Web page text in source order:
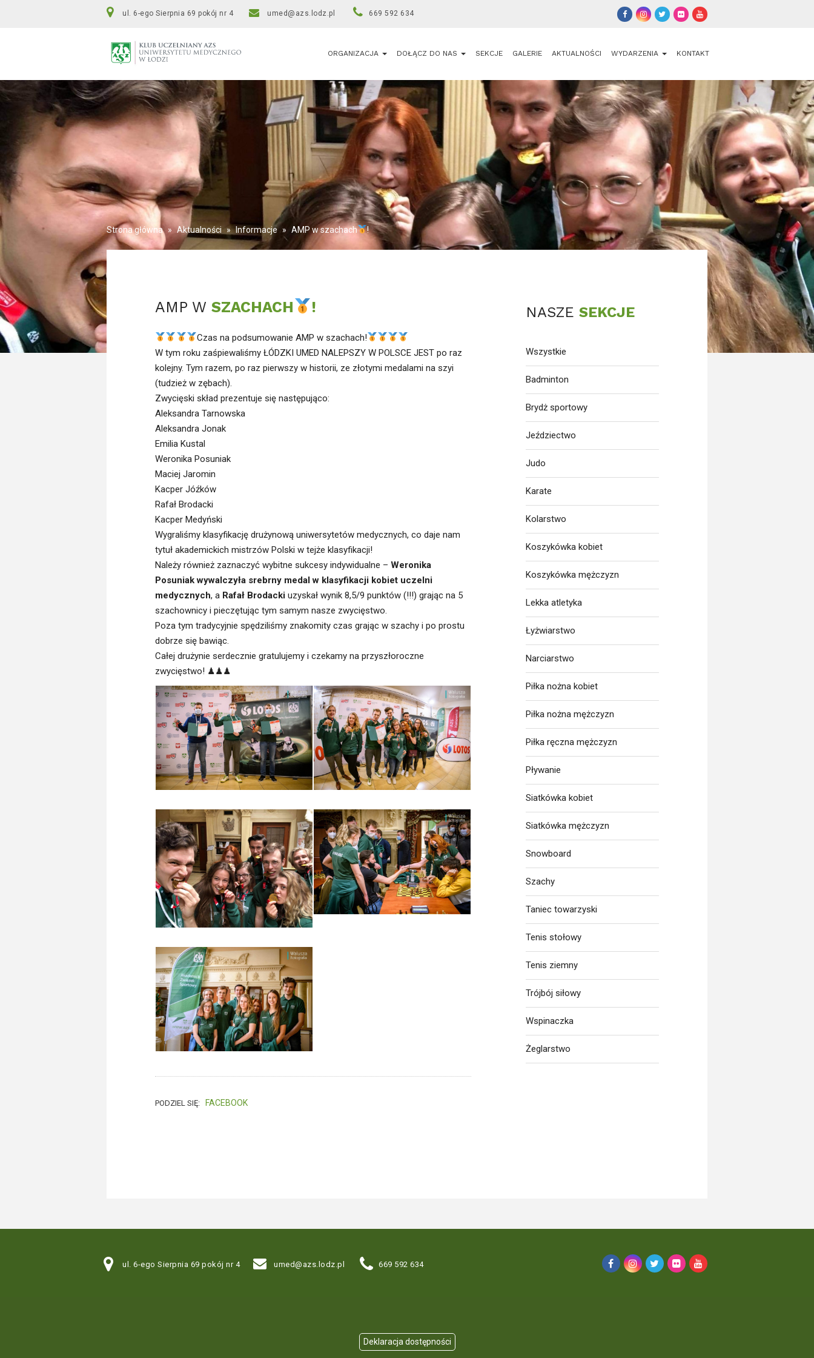
ul. 6-ego Sierpnia 69 pokój nr 4 umed@azs.lodz.pl 669 592 634
ORGANIZACJA DOŁĄCZ DO NAS SEKCJE GALERIE AKTUALNOŚCI WYDARZENIA KONTAKT
Strona główna » Aktualności » Informacje » AMP w szachach !
AMP WSZACHACH !
Czas na podsumowanie AMP w szachach!
W tym roku zaśpiewaliśmy ŁÓDZKI UMED NALEPSZY W POLSCE JEST po raz
kolejny. Tym razem, po raz pierwszy w historii, ze złotymi medalami na szyi
(tudzież w zębach).
Zwycięski skład prezentuje się następująco:
Aleksandra Tarnowska
Aleksandra Jonak
Emilia Kustal
Weronika Posuniak
Maciej Jaromin
Kacper Jóźków
Rafał Brodacki
Kacper Medyński
Wygraliśmy klasyfikację drużynową uniwersytetów medycznych, co daje nam
tytuł akademickich mistrzów Polski w tejże klasyfikacji!
Należy również zaznaczyć wybitne sukcesy indywidualne –Weronika
Posuniak wywalczyła srebrny medal w klasyfikacji kobiet uczelni
medycznych, a Rafał Brodacki uzyskał wynik 8,5/9 punktów (!!!) grając na 5
szachownicy i pieczętując tym samym nasze zwycięstwo.
Poza tym tradycyjnie spędziliśmy znakomity czas grając w szachy i po prostu
dobrze się bawiąc.
Całej drużynie serdecznie gratulujemy i czekamy na przyszłoroczne
zwycięstwo! ♟♟♟
PODZIEL SIĘ: FACEBOOK
NASZESEKCJE
Wszystkie
Badminton
Brydż sportowy
Jeździectwo
Judo
Karate
Kolarstwo
Koszykówka kobiet
Koszykówka mężczyzn
Lekka atletyka
Łyżwiarstwo
Narciarstwo
Piłka nożna kobiet
Piłka nożna mężczyzn
Piłka ręczna mężczyzn
Pływanie
Siatkówka kobiet
Siatkówka mężczyzn
Snowboard
Szachy
Taniec towarzyski
Tenis stołowy
Tenis ziemny
Trójbój siłowy
Wspinaczka
Żeglarstwo
ul. 6-ego Sierpnia 69 pokój nr 4 umed@azs.lodz.pl 669 592 634